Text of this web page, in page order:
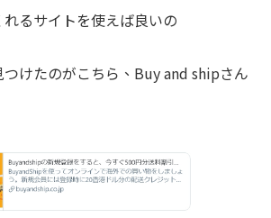
るサイトを使えば良いの
けたのがこちら、Buy and shipさん